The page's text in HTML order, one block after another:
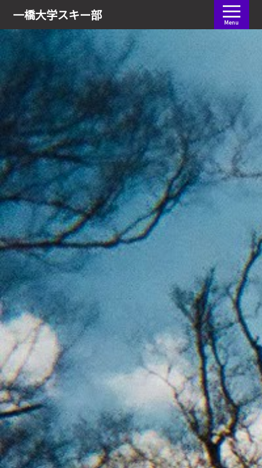
一橋大学スキー部 Menu
会員ログイン